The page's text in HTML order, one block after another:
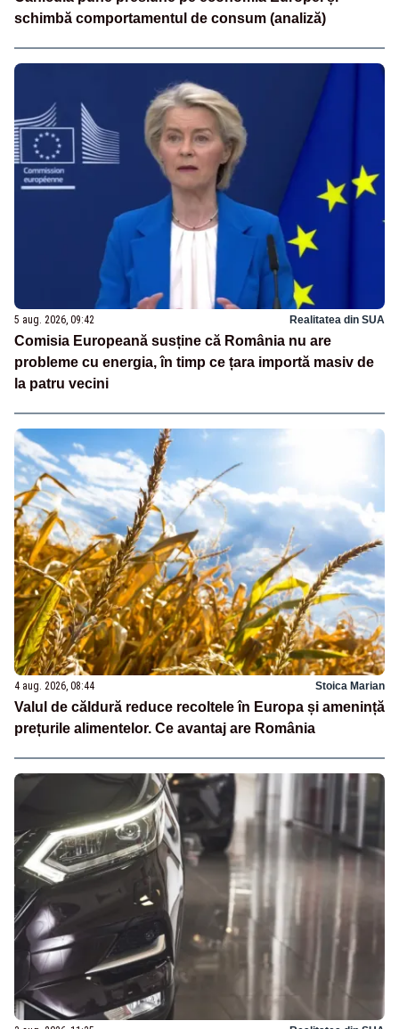
schimbă comportamentul de consum (analiză)
5 aug. 2026, 09:42 Realitatea din SUA
Comisia Europeană susține că România nu are
probleme cu energia, în timp ce țara importă masiv de
la patru vecini
4 aug. 2026, 08:44 Stoica Marian
Valul de căldură reduce recoltele în Europa și amenință
prețurile alimentelor. Ce avantaj are România